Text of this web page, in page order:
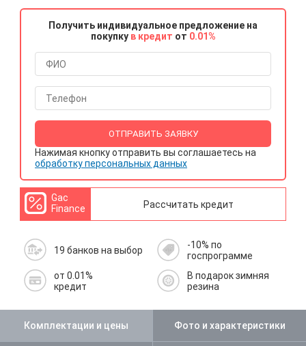
Получить индивидуальное предложение на
покупку в кредит от 0.01%
ОТПРАВИТЬ ЗАЯВКУ
Нажимая кнопку отправить вы соглашаетесь на
обработку персональных данных
Gac
Finance
Рассчитать кредит
19 банков на выбор
-10% по
госпрограмме
от 0.01%
кредит
В подарок зимняя
резина
Комплектации и цены Фото и характеристики